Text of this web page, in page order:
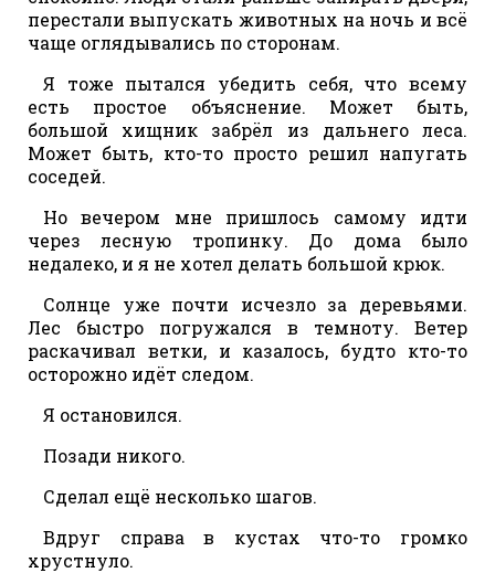
перестали выпускать животных на ночь и всё
чаще оглядывались по сторонам.
Я тоже пытался убедить себя, что всему
есть простое объяснение. Может быть,
большой хищник забрёл из дальнего леса.
Может быть, кто-то просто решил напугать
соседей.
Но вечером мне пришлось самому идти
через лесную тропинку. До дома было
недалеко, и я не хотел делать большой крюк.
Солнце уже почти исчезло за деревьями.
Лес быстро погружался в темноту. Ветер
раскачивал ветки, и казалось, будто кто-то
осторожно идёт следом.
Я остановился.
Позади никого.
Сделал ещё несколько шагов.
Вдруг справа в кустах что-то громко
хрустнуло.